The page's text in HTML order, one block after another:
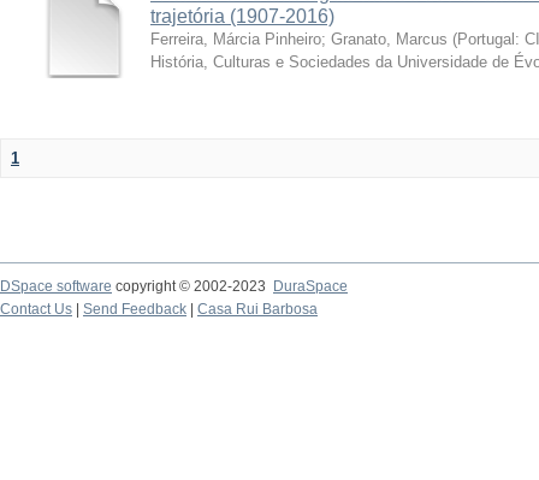
trajetória (1907-2016)
Ferreira, Márcia Pinheiro; Granato, Marcus (Portugal:
História, Culturas e Sociedades da Universidade de
1
DSpace software copyright © 2002-2023
DuraSpace
Contact Us
Send Feedback Casa Rui Barbosa